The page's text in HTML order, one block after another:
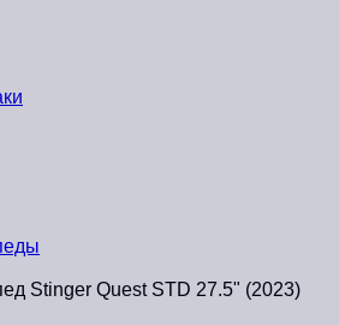
Stinger Quest STD 27.5" (2023)